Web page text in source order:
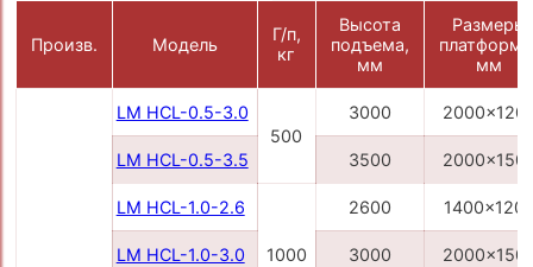
Произв. Модель
Г/п,
кг
Высота
подъема,
мм
Размеры
мм
LM HCL-0.5-3.0
500
3000
LM HCL-0.5-3.5 3500
LM HCL-1.0-2.6
1000
2600
LM HCL-1.0-3.0 3000